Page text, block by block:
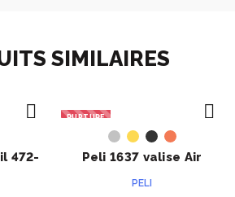
SIMILAIRES
472-
RUPTURE
ACHETER
Peli 1637 valise Air
PELI